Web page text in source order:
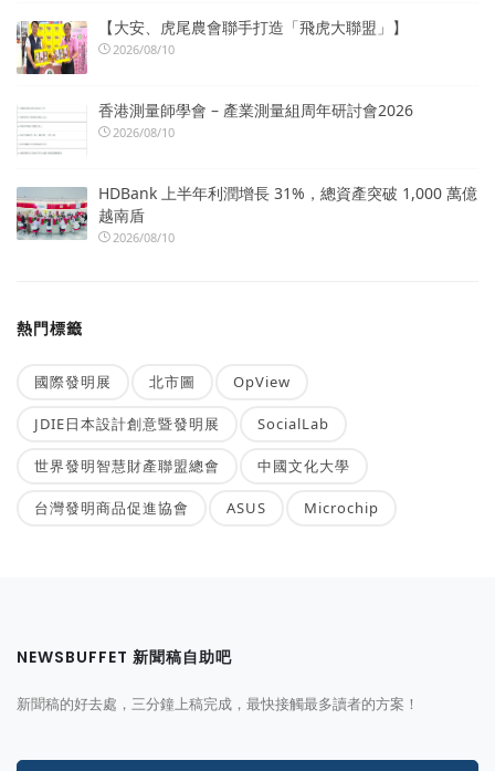
【大安、虎尾農會聯手打造「飛虎大聯盟」】
2026/08/10
香港測量師學會 – 產業測量組周年研討會2026
2026/08/10
HDBank 上半年利潤增長 31%，總資產突破 1,000 萬億
越南盾
2026/08/10
熱門標籤
國際發明展 北市圖 OpView
JDIE日本設計創意暨發明展 SocialLab
世界發明智慧財產聯盟總會 中國文化大學
台灣發明商品促進協會 ASUS Microchip
NEWSBUFFET 新聞稿自助吧
新聞稿的好去處，三分鐘上稿完成，最快接觸最多讀者的方案！